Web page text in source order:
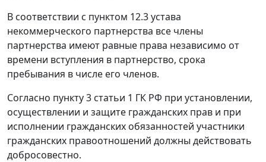
В соответствии с пунктом 12.3 устава
некоммерческого партнерства все члены
партнерства имеют равные права независимо от
времени вступления в партнерство, срока
пребывания в числе его членов.
Согласно пункту 3 статьи 1 ГК РФ при установлении,
осуществлении и защите гражданских прав и при
исполнении гражданских обязанностей участники
гражданских правоотношений должны действовать
добросовестно.